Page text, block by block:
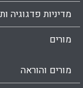
מדיניות פדגוגיה
מורים
מורים והוראה